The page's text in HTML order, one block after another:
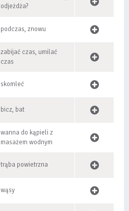
odjeżdża?
podczas, znowu
zabijać czas, umilać
czas
skomleć
bicz, bat
wanna do kąpieli z
masażem wodnym
trąba powietrzna
wąsy